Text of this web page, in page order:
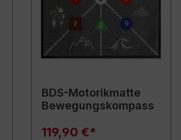
BDS-Motorikmatte
Bewegungskompass
119,90 €*